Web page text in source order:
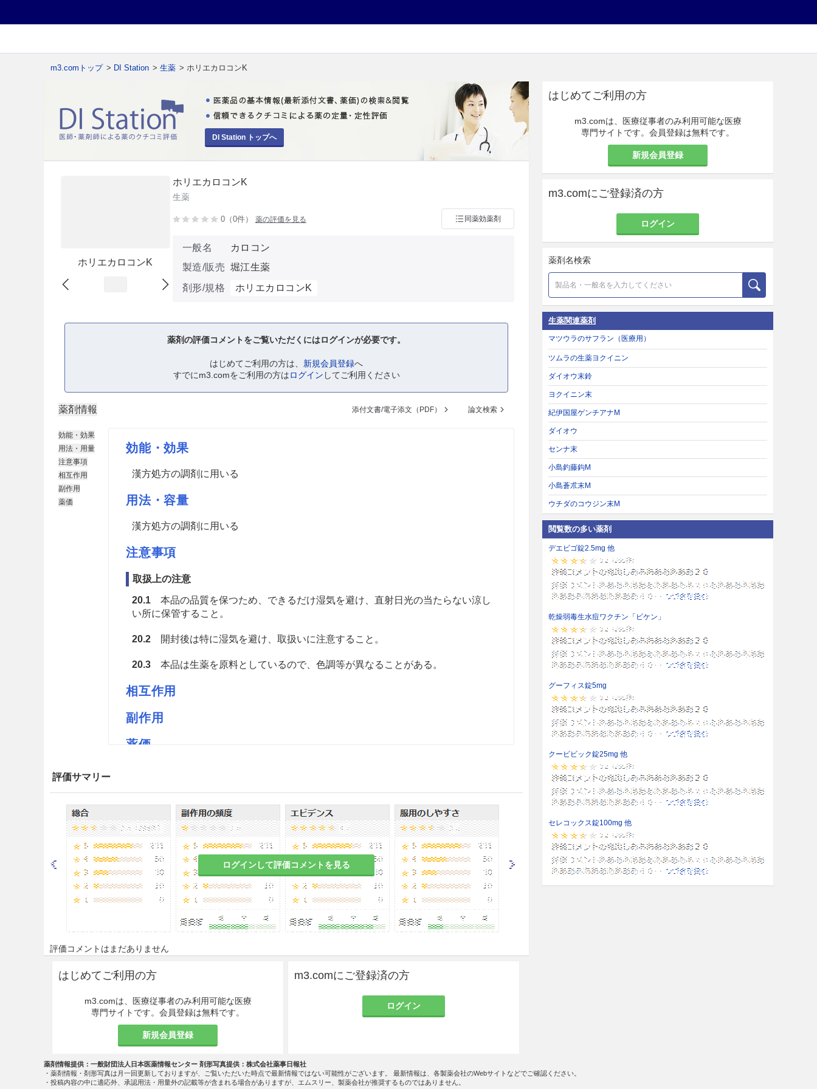
m3.comトップ > DI Station > 生薬 > ホリエカロコンK
DI Station トップへ
ホリエカロコンK
ホリエカロコンK
生薬
0（0件） 薬の評価を見る 同薬効薬剤
一般名
カロコン
製造/販売 堀江生薬
剤形/規格
ホリエカロコンK
薬剤の評価コメントをご覧いただくにはログインが必要です。
はじめてご利用の方は、 新規会員登録へ
すでにm3.comをご利用の方はログイン してご利用ください
薬剤情報 添付文書/電子添文（PDF） 論文検索
効能・効果
用法・用量
注意事項
相互作用
副作用
薬価
効能・効果
漢方処方の調剤に用いる
用法・容量
漢方処方の調剤に用いる
注意事項
取扱上の注意
20.1本品の品質を保つため、できるだけ湿気を避け、直射日光の当たらない涼し
い所に保管すること。
20.2開封後は特に湿気を避け、取扱いに注意すること。
20.3本品は生薬を原料としているので、色調等が異なることがある。
相互作用
副作用
薬価
評価サマリー
ログインして評価コメントを見る
評価コメントはまだありません
はじめてご利用の方
m3.comは、医療従事者のみ利用可能な医療
専門サイトです。会員登録は無料です。
新規会員登録
m3.comにご登録済の方
ログイン
はじめてご利用の方
m3.comは、医療従事者のみ利用可能な医療
専門サイトです。会員登録は無料です。
新規会員登録
m3.comにご登録済の方
ログイン
薬剤名検索
生薬関連薬剤
マツウラのサフラン（医療用）
ツムラの生薬ヨクイニン
ダイオウ末鈴
ヨクイニン末
紀伊国屋ゲンチアナM
ダイオウ
センナ末
小島釣藤鈎M
小島蒼朮末M
ウチダのコウジン末M
閲覧数の多い薬剤
デエビゴ錠2.5mg 他
乾燥弱毒生水痘ワクチン「ビケン」
グーフィス錠5mg
クービビック錠25mg 他
セレコックス錠100mg 他
薬剤情報提供：一般財団法人日本医薬情報センター 剤形写真提供：株式会社薬事日報社
・薬剤情報・剤形写真は月一回更新しておりますが、ご覧いただいた時点で最新情報ではない可能性がございます。 最新情報は、各製薬会社のWebサイトなどでご確認ください。
・投稿内容の中に適応外、承認用法・用量外の記載等が含まれる場合がありますが、エムスリー、製薬会社が推奨するものではありません。